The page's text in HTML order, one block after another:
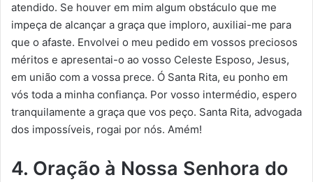
atendido. Se houver em mim algum obstáculo que me
impeça de alcançar a graça que imploro, auxiliai-me para
que o afaste. Envolvei o meu pedido em vossos preciosos
méritos e apresentai-o ao vosso Celeste Esposo, Jesus,
em união com a vossa prece. Ó Santa Rita, eu ponho em
vós toda a minha confiança. Por vosso intermédio, espero
tranquilamente a graça que vos peço. Santa Rita, advogada
dos impossíveis, rogai por nós. Amém!
4. Oração à Nossa Senhora do